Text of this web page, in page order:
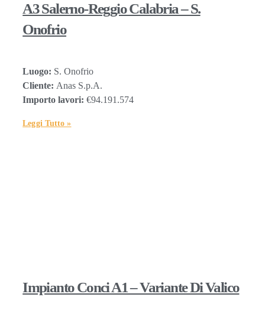
A3 Salerno-Reggio Calabria – S.
Onofrio
Luogo: S. Onofrio
Cliente: Anas S.p.A.
Importo lavori:€94.191.574
Leggi Tutto »
Impianto Conci A1 – Variante Di Valico